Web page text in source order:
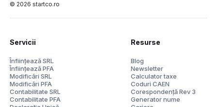
© 2026 startco.ro
Servicii
Înființează SRL
Înființează PFA
Modificări SRL
Modificări PFA
Contabilitate SRL
Contabilitate PFA
Resurse
Blog
Newsletter
Calculator taxe
Coduri CAEN
Corespondență Rev 3
Generator nume